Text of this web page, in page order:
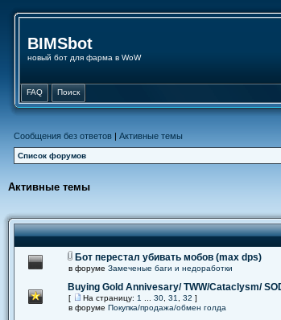
BIMSbot
новый бот для фарма в WoW
FAQ Поиск
Сообщения без ответов | Активные темы
Список форумов
Активные темы
Бот перестал убивать мобов (max dps)
в форуме Замеченые баги и недоработки
Buying Gold Annivesary/ TWW/Cataclysm/
[ На страницу: 1 30 31 32 ]
в форуме Покупка/продажа/обмен голда